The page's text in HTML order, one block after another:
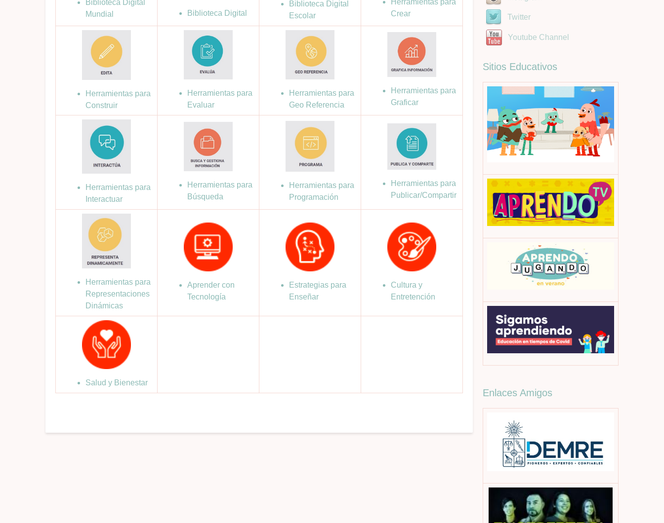
Biblioteca Digital
Mundial
Biblioteca Digital
Biblioteca Digital
Escolar
Herramientas para
Crear
Herramientas para
Construir
Herramientas para
Evaluar
Herramientas para
Geo Referencia
Herramientas para
Graficar
Herramientas para
Interactuar
Herramientas para
Búsqueda
Herramientas para
Programación
Herramientas para
Publicar/Compartir
Herramientas para
Representaciones
Dinámicas
Aprender con
Tecnología
Estrategias para
Enseñar
Cultura y
Entretención
Salud y Bienestar
Twitter
Youtube Channel
Sitios Educativos
Enlaces Amigos